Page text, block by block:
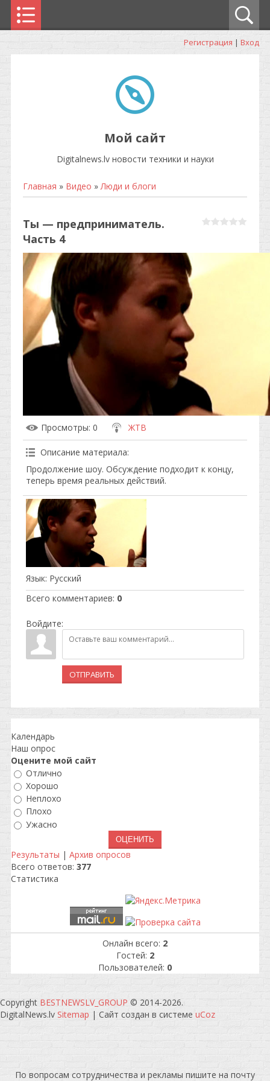
Регистрация | Вход
Мой сайт
Digitalnews.lv новости техники и науки
Главная » Видео »Люди и блоги
Ты — предприниматель.
Часть 4
Просмотры: 0 ЖТВ
Описание материала:
Продолжение шоу. Обсуждение подходит к концу,
теперь время реальных действий.
Язык: Русский
Всего комментариев: 0
Войдите:
ОТПРАВИТЬ
Календарь
Наш опрос
Оцените мой сайт
Отлично
Хорошо
Неплохо
Плохо
Ужасно
Результаты | Архив опросов
Всего ответов: 377
Статистика
Онлайн всего: 2
Гостей: 2
Пользователей: 0
Copyright BESTNEWSLV_GROUP © 2014-2026.
DigitalNews.lv Sitemap | Сайт создан в системе uCoz
По вопросам сотрудничества и рекламы пишите на почту